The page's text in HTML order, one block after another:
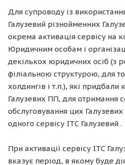
Для супроводу із
Галузевий різнойменних
окрема активація сервісу на
Юридичним особам і
декількох юридичних осіб (з
філіальною структурою, для
холдингів і т.п.), які
Галузевих ПП, для отримання
обслуговування цих
одного сервісу ІТС Галузевий .
При активації сервісу ІТС
вказує період, в якому буде